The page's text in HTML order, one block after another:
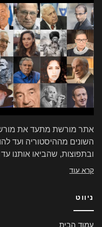
אתר מורשת מתעד את
השונים מההיסטוריה ועד
ובתפוצות, שהביאו אותנו
קרא עוד
ניווט
עמוד הבית